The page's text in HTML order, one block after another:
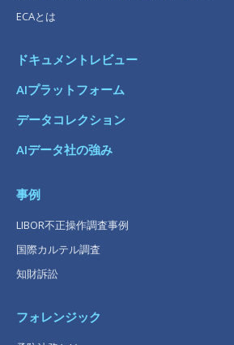
ECAとは
ドキュメントレビュー
AIプラットフォーム
データコレクション
AIデータ社の強み
事例
LIBOR不正操作調査事例
国際カルテル調査
知財訴訟
フォレンジック